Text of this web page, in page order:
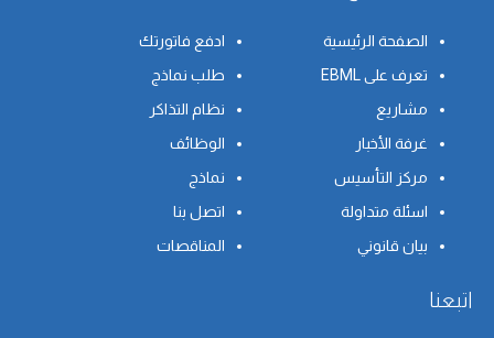
الصفحة الرئيسية
ادفع فاتورتك
تعرف على EBML
طلب نماذج
مشاريع
نظام التذاكر
غرفة الأخبار
الوظائف
مركز التأسيس
نماذج
اسئلة متداولة
اتصل بنا
بيان قانوني
المناقصات
اتبعنا